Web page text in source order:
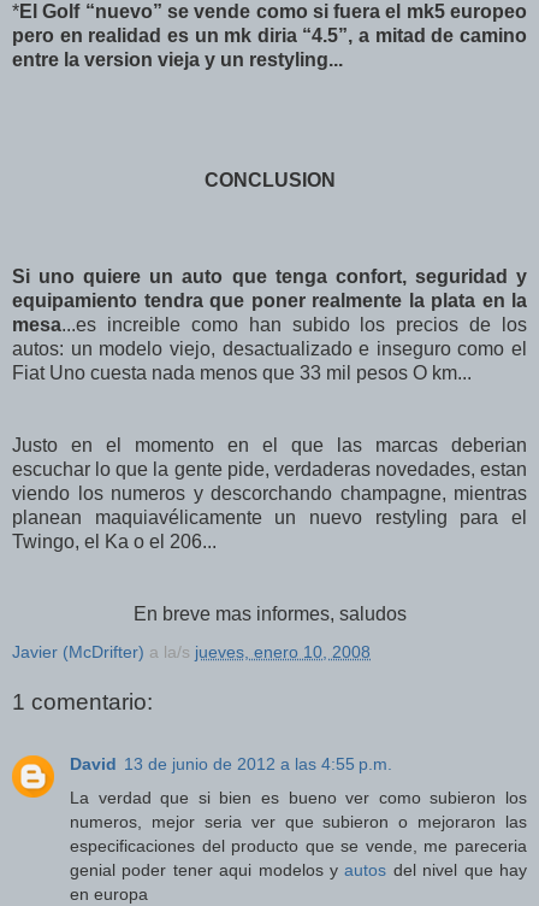
*El Golf “nuevo” se vende como si fuera el mk5 europeo
pero en realidad es un mk diria “4.5”, a mitad de camino
entre la version vieja y un restyling...
CONCLUSION
Si uno quiere un auto que tenga confort, seguridad y
equipamiento tendra que poner realmente la plata en la
mesa...es increible como han subido los precios de los
autos: un modelo viejo, desactualizado e inseguro como el
Fiat Uno cuesta nada menos que 33 mil pesos O km...
Justo en el momento en el que las marcas deberian
escuchar lo que la gente pide, verdaderas novedades, estan
viendo los numeros y descorchando champagne, mientras
planean maquiavélicamente un nuevo restyling para el
Twingo, el Ka o el 206...
En breve mas informes, saludos
Javier (McDrifter) a la/s jueves, enero 10, 2008
1 comentario:
David 13 de junio de 2012 a las 4:55 p.m.
La verdad que si bien es bueno ver como subieron los
numeros, mejor seria ver que subieron o mejoraron las
especificaciones del producto que se vende, me pareceria
genial poder tener aqui modelos yautos del nivel que hay
en europa